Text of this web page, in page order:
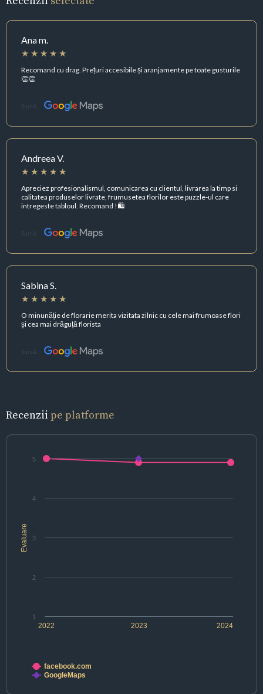
Ana m.
Recomand cu drag. Prețuri accesibile și aranjamente pe toate gusturile
👏👏
Sursă:
Andreea V.
Apreciez profesionalismul, comunicarea cu clientul, livrarea la timp si
calitatea produselor livrate, frumusetea florilor este puzzle-ul care
intregeste tabloul. Recomand !🛍️
Sursă:
Sabina S.
O minunăție de florarie merita vizitata zilnic cu cele mai frumoase flori
și cea mai drăguță florista
Sursă:
Recenzii pe platforme
Evaluare
2022 2023 2024
1
2
3
4
5
facebook.com
GoogleMaps